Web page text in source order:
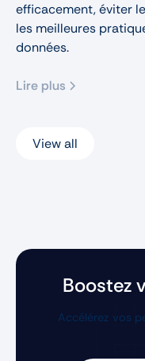
efficacement, éviter
les meilleures
données.
Lire plus
View all
Boostez
Accélérez vos